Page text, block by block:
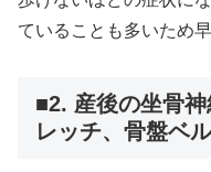
ていることも多いため
■2. 産後の坐骨
レッチ、骨盤ベ